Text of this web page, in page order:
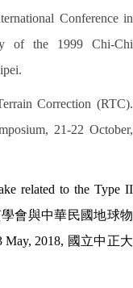
Conference in
of the 1999 Chi-Chi
Correction (RTC).
21-22 October,
related to the Type II
會與中華民國地球物
May, 2018, 國立中正大